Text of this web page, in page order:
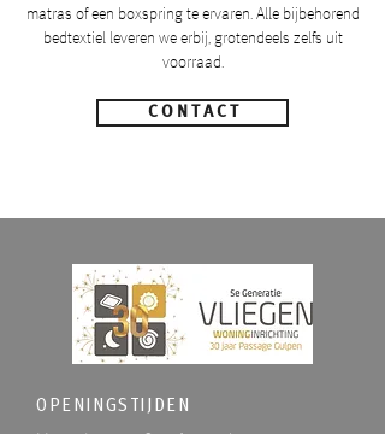
matras of een boxspring te ervaren. Alle bijbehorend
bedtextiel leveren we erbij, grotendeels zelfs uit
voorraad.
C O N T A C T
OPENINGSTIJDEN